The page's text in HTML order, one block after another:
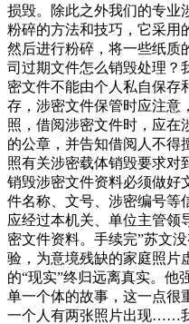
损毁。除此之外我们的专业
粉碎的方法和技巧，它采用
然后进行粉碎，将一些纸质
司过期文件怎么销毁处理？
密文件不能由个人私自保存
存，涉密文件保管时应注意
照，借阅涉密文件时，应在
的公章，并告知借阅人不得
照有关涉密载体销毁要求对
销毁涉密文件资料必须做好
件名称、文号、涉密编号等
应经过本机关、单位主管领
密文件资料。手续完”苏文
验，为意境残缺的家庭照
的“现实”终归远离真实。他
单一个体的故事，这一点
一个人有两张照片出现……